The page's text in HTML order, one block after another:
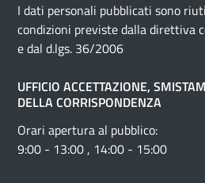
I dati personali pubblicati sono
condizioni previste dalla direttiva
e dal d.lgs. 36/2006
UFFICIO ACCETTAZIONE,
DELLA CORRISPONDENZA
Orari apertura al pubblico:
9:00 - 13:00 , 14:00 - 15:00